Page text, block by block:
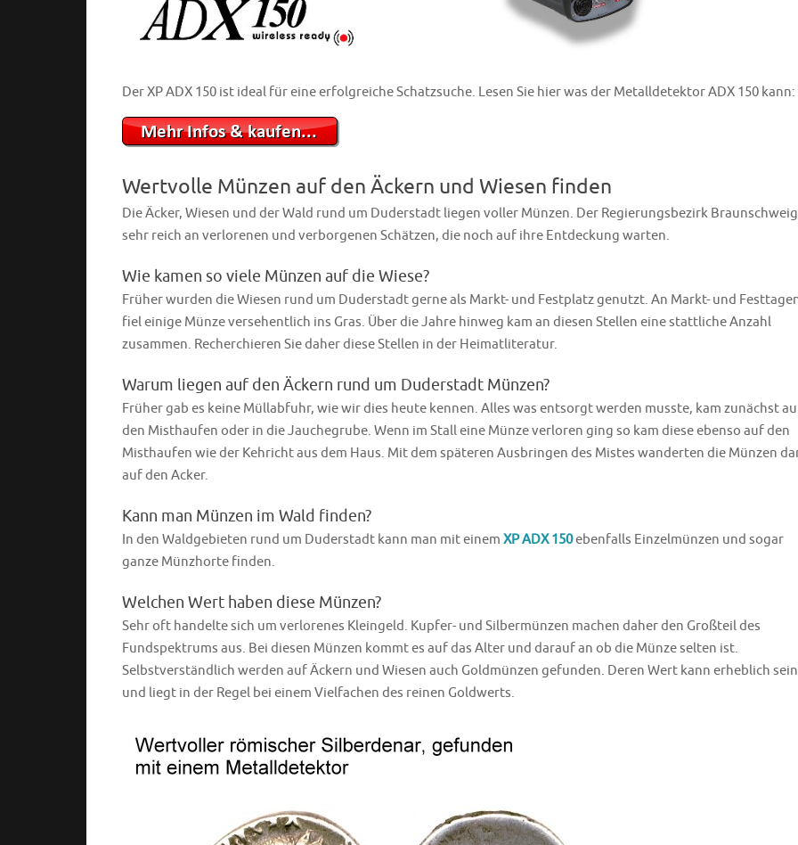
Der XP ADX 150 ist ideal für eine erfolgreiche Schatzsuche. Lesen Sie hier was der Metalldetektor ADX 150 kann:
Wertvolle Münzen auf den Äckern und Wiesen finden
Die Äcker, Wiesen und der Wald rund um Duderstadt liegen voller Münzen. Der Regierungsbezirk
sehr reich an verlorenen und verborgenen Schätzen, die noch auf ihre Entdeckung warten.
Wie kamen so viele Münzen auf die Wiese?
Früher wurden die Wiesen rund um Duderstadt gerne als Markt- und Festplatz genutzt. An Markt- und
fiel einige Münze versehentlich ins Gras. Über die Jahre hinweg kam an diesen Stellen eine stattliche Anzahl
zusammen. Recherchieren Sie daher diese Stellen in der Heimatliteratur.
Warum liegen auf den Äckern rund um Duderstadt Münzen?
Früher gab es keine Müllabfuhr, wie wir dies heute kennen. Alles was entsorgt werden musste, kam zunächst
den Misthaufen oder in die Jauchegrube. Wenn im Stall eine Münze verloren ging so kam diese ebenso auf den
Misthaufen wie der Kehricht aus dem Haus. Mit dem späteren Ausbringen des Mistes wanderten die Münzen
auf den Acker.
Kann man Münzen im Wald finden?
In den Waldgebieten rund um Duderstadt kann man mit einem XP ADX 150ebenfalls Einzelmünzen und sogar
ganze Münzhorte finden.
Welchen Wert haben diese Münzen?
Sehr oft handelte sich um verlorenes Kleingeld. Kupfer- und Silbermünzen machen daher den Großteil des
Fundspektrums aus. Bei diesen Münzen kommt es auf das Alter und darauf an ob die Münze selten ist.
Selbstverständlich werden auf Äckern und Wiesen auch Goldmünzen gefunden. Deren Wert kann erheblich sein
und liegt in der Regel bei einem Vielfachen des reinen Goldwerts.